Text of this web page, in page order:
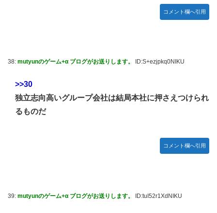
コメント欄へ引用
38: mutyunのゲーム+α ブログがお送りします。 ID:S+ezjpkq0NIKU
>>30
独立志向高いグループ会社は結局本社に押さえつけられ
るものだ
コメント欄へ引用
39: mutyunのゲーム+α ブログがお送りします。 ID:tuI52r1XdNIKU